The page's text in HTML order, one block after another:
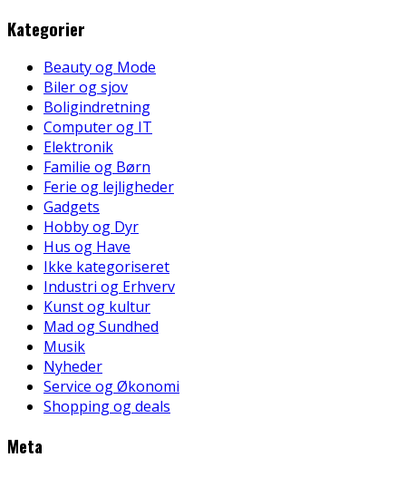
Kategorier
Beauty og Mode
Biler og sjov
Boligindretning
Computer og IT
Elektronik
Familie og Børn
Ferie og lejligheder
Gadgets
Hobby og Dyr
Hus og Have
Ikke kategoriseret
Industri og Erhverv
Kunst og kultur
Mad og Sundhed
Musik
Nyheder
Service og Økonomi
Shopping og deals
Meta